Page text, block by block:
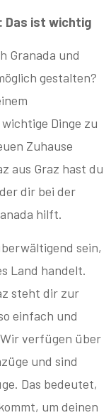
Das ist wichtig
Granada und
gestalten?
Dinge zu
Zuhause
aus Graz hast du
dir bei der
hilft.
sein,
Land handelt.
steht dir zur
einfach und
verfügen über
und sind
Das bedeutet,
um deinen